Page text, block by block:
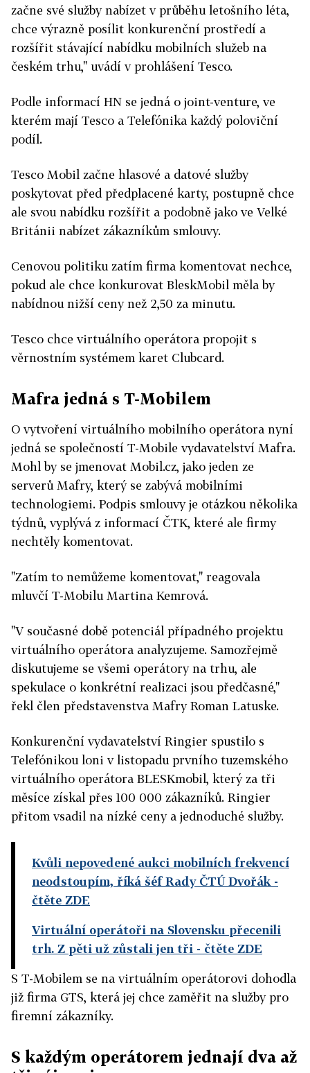
začne své služby nabízet v průběhu letošního léta,
chce výrazně posílit konkurenční prostředí a
rozšířit stávající nabídku mobilních služeb na
českém trhu," uvádí v prohlášení Tesco.
Podle informací HN se jedná o joint-venture, ve
kterém mají Tesco a Telefónika každý poloviční
podíl.
Tesco Mobil začne hlasové a datové služby
poskytovat před předplacené karty, postupně chce
ale svou nabídku rozšířit a podobně jako ve Velké
Británii nabízet zákazníkům smlouvy.
Cenovou politiku zatím firma komentovat nechce,
pokud ale chce konkurovat BleskMobil měla by
nabídnou nižší ceny než 2,50 za minutu.
Tesco chce virtuálního operátora propojit s
věrnostním systémem karet Clubcard.
Mafra jedná s T-Mobilem
O vytvoření virtuálního mobilního operátora nyní
jedná se společností T-Mobile vydavatelství Mafra.
Mohl by se jmenovat Mobil.cz, jako jeden ze
serverů Mafry, který se zabývá mobilními
technologiemi. Podpis smlouvy je otázkou několika
týdnů, vyplývá z informací ČTK, které ale firmy
nechtěly komentovat.
"Zatím to nemůžeme komentovat," reagovala
mluvčí T-Mobilu Martina Kemrová.
"V současné době potenciál případného projektu
virtuálního operátora analyzujeme. Samozřejmě
diskutujeme se všemi operátory na trhu, ale
spekulace o konkrétní realizaci jsou předčasné,"
řekl člen představenstva Mafry Roman Latuske.
Konkurenční vydavatelství Ringier spustilo s
Telefónikou loni v listopadu prvního tuzemského
virtuálního operátora BLESKmobil, který za tři
měsíce získal přes 100 000 zákazníků. Ringier
přitom vsadil na nízké ceny a jednoduché služby.
Kvůli nepovedené aukci mobilních frekvencí
neodstoupím, říká šéf Rady ČTÚ Dvořák -
čtěte ZDE
Virtuální operátoři na Slovensku přecenili
trh. Z pěti už zůstali jen tři - čtěte ZDE
S T-Mobilem se na virtuálním operátorovi dohodla
již firma GTS, která jej chce zaměřit na služby pro
firemní zákazníky.
S každým operátorem jednají dva až